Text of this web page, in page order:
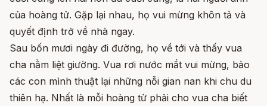
của hoàng tử. Gặp lại nhau, họ vui mừng khôn tả và
quyết định trở về nhà ngay.
Sau bốn mươi ngày đi đường, họ về tới và thấy vua
cha nằm liệt giường. Vua rơi nước mắt vui mừng, bảo
các con mình thuật lại những nỗi gian nan khi chu du
thiên hạ. Nhất là mỗi hoàng tử phải cho vua cha biết